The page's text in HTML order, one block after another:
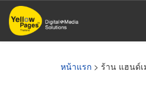
ข้าม
ไป
หน้าแรก > ร้าน แฮนด์